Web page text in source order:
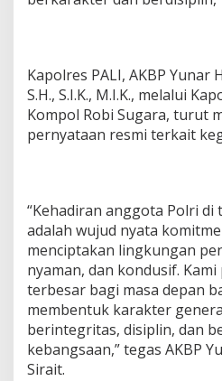
Kapolres PALI, AKBP Yunar
S.H., S.I.K., M.I.K., melalui
Kompol Robi Sugara, turut
pernyataan resmi terkait
“Kehadiran anggota Polri
adalah wujud nyata
menciptakan lingkungan
nyaman, dan kondusif.
terbesar bagi masa depan
membentuk karakter
berintegritas, disiplin, dan
kebangsaan,” tegas AKBP
Sirait.